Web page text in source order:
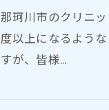
那珂川市のクリニ
度以上になるよう
すが、皆様…